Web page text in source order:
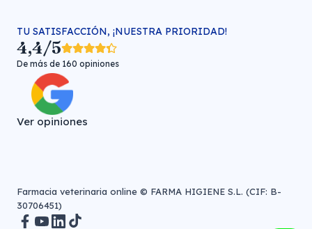
TU SATISFACCIÓN, ¡NUESTRA PRIORIDAD!
4,4/5
De más de 160 opiniones
Ver opiniones
Farmacia veterinaria online © FARMA HIGIENE S.L. (CIF: B-
30706451)